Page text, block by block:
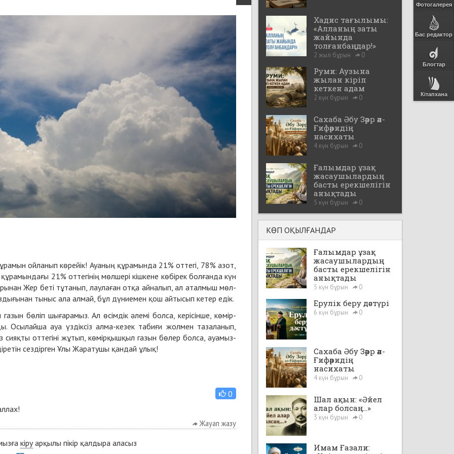
Фотогалерея
Бас редактор
Блогтар
Кітапхана
ой­ла­нып кө­рейік! Ауа­ның құ­ра­мын­да 21% от­те­гі, 78% азот,
21% от­те­гі­нің мөл­ше­рі кіш­ке­не кө­бі­рек болғанда күн
Жер бе­ті тұ­та­нып, лау­ла­ған от­қа ай­на­лып, ал атал­мыш мөл­
ты­ныс ала ал­май, бұл дү­ниемен қош ай­ты­сып ке­тер едік.
бө­ліп шы­ға­ра­мыз. Ал өсім­дік әле­мі бол­са, ке­рі­сін­ше, көмір­
Осы­лай­ша ауа үз­дік­сіз ал­ма-ке­зек та­би­ғи жол­мен та­за­ла­нып,
сияқ­ты от­те­гі­ні жұ­тып, кө­мір­қыш­қыл га­зын бө­лер бол­са, ауа­мыз­
сез­дір­ген Ұлы Жа­ра­ту­шы қан­дай ұлық!
0
Жауап жазу
кіруарқылы пікір қалдыра аласыз
Хадис тағылымы:
«Алланың заты
жайында
толғанбаңдар!»
2 жыл бұрын 0
Руми: Аузына
жылан кіріп
кеткен адам
2 күн бұрын 0
Сахаба Әбу Зәрр әл-
Ғифәридің
насихаты
4 күн бұрын 0
Ғалымдар ұзақ
жасаушылардың
басты ерекшелігін
анықтады
5 күн бұрын 0
КӨП ОҚЫЛҒАНДАР
Ғалымдар ұзақ
жасаушылардың
басты ерекшелігін
анықтады
5 күн бұрын 0
Ерулік беру дәстүрі
6 күн бұрын 0
Сахаба Әбу Зәрр әл-
Ғифәридің
насихаты
4 күн бұрын 0
Шал ақын: «Әйел
алар болсаң...»
3 күн бұрын 0
Имам Ғазали: